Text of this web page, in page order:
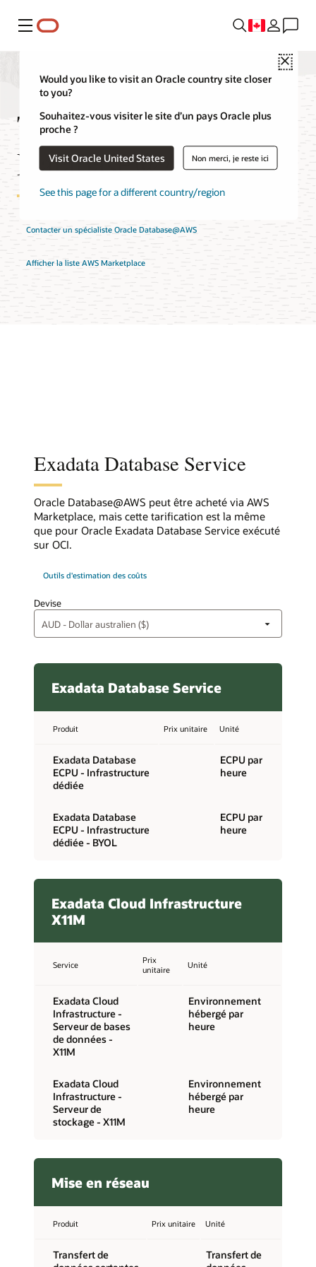
Menu
Close
Would you like to visit an Oracle country site closer
to you?
Souhaitez-vous visiter le site d’un pays Oracle plus
proche ?
Visit Oracle United States Non merci, je reste ici
See this page for a different country/region
Tarification d'Oracle
Database@AWS
Contacter un spécialiste Oracle Database@AWS
Afficher la liste AWS Marketplace
Exadata Database Service
Oracle Database@AWS peut être acheté via AWS
Marketplace, mais cette tarification est la même
que pour Oracle Exadata Database Service exécuté
sur OCI.
Devise
Outils d'estimation des coûts
Exadata Database Service
Produit Prix unitaire Unité
Exadata Database
ECPU - Infrastructure
dédiée
ECPU par
heure
Exadata Database
ECPU - Infrastructure
dédiée - BYOL
ECPU par
heure
Exadata Cloud Infrastructure
X11M
Service
Prix
unitaire
Unité
Exadata Cloud
Infrastructure -
Serveur de bases
de données -
X11M
Environnement
hébergé par
heure
Exadata Cloud
Infrastructure -
Serveur de
stockage - X11M
Environnement
hébergé par
heure
Mise en réseau
Produit Prix unitaire Unité
Transfert de
Transfert de